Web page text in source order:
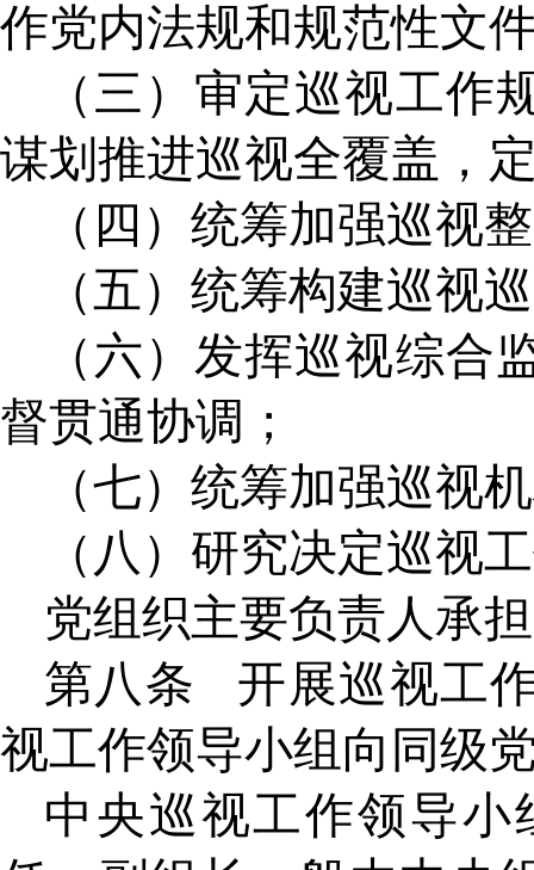
作党内法规和规范性文
（三）审定巡视工作
谋划推进巡视全覆盖，
（四）统筹加强巡视
（五）统筹构建巡视
（六）发挥巡视综合
督贯通协调；
（七）统筹加强巡视
（八）研究决定巡视
党组织主要负责人承
第八条
开展巡视工
视工作领导小组向同级
中央巡视工作领导